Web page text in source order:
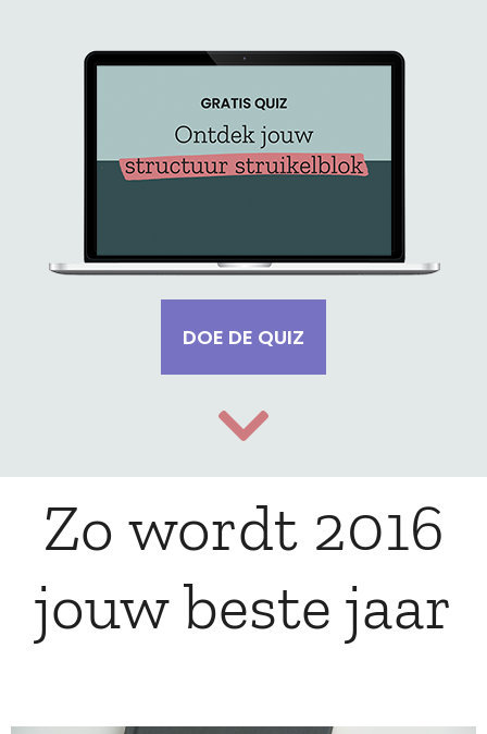
DOE DE QUIZ
Zo wordt 2016
jouw beste jaar